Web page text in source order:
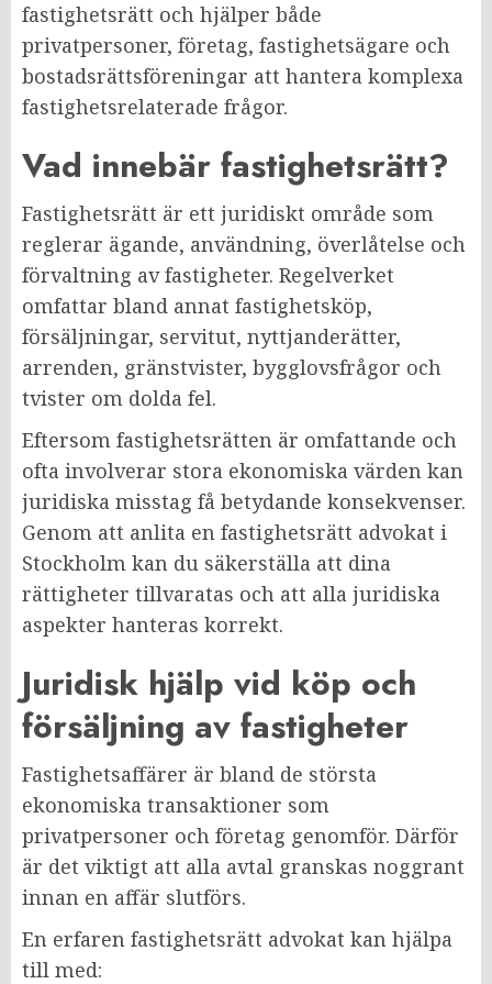
fastighetsrätt och hjälper både
privatpersoner, företag, fastighetsägare och
bostadsrättsföreningar att hantera komplexa
fastighetsrelaterade frågor.
Vad innebär fastighetsrätt?
Fastighetsrätt är ett juridiskt område som
reglerar ägande, användning, överlåtelse och
förvaltning av fastigheter. Regelverket
omfattar bland annat fastighetsköp,
försäljningar, servitut, nyttjanderätter,
arrenden, gränstvister, bygglovsfrågor och
tvister om dolda fel.
Eftersom fastighetsrätten är omfattande och
ofta involverar stora ekonomiska värden kan
juridiska misstag få betydande konsekvenser.
Genom att anlita en fastighetsrätt advokat i
Stockholm kan du säkerställa att dina
rättigheter tillvaratas och att alla juridiska
aspekter hanteras korrekt.
Juridisk hjälp vid köp och
försäljning av fastigheter
Fastighetsaffärer är bland de största
ekonomiska transaktioner som
privatpersoner och företag genomför. Därför
är det viktigt att alla avtal granskas noggrant
innan en affär slutförs.
En erfaren fastighetsrätt advokat kan hjälpa
till med: